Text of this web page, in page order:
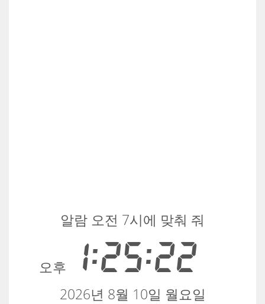
오후 1:25:22
알람 오전 7시에 맞춰 줘
2026년 8월 10일 월요일